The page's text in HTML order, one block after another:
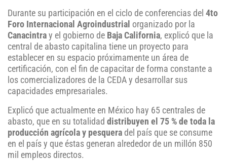
Durante su participación en el ciclo de conferencias del 4to
Foro Internacional Agroindustrial organizado por la
Canacintra y el gobierno de Baja California, explicó que la
central de abasto capitalina tiene un proyecto para
establecer en su espacio próximamente un área de
certificación, con el fin de capacitar de forma constante a
los comercializadores de la CEDA y desarrollar sus
capacidades empresariales.
Explicó que actualmente en México hay 65 centrales de
abasto, que en su totalidad distribuyen el 75 % de toda la
producción agrícola y pesquera del país que se consume
en el país y que éstas generan alrededor de un millón 850
mil empleos directos.